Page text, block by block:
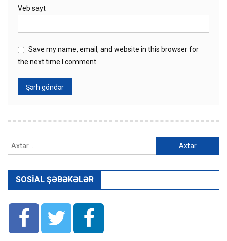
Veb sayt
Save my name, email, and website in this browser for
the next time I comment.
SOSIAL ŞƏBƏKƏLƏR